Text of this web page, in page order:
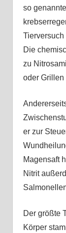
so
Die
zu
oder Grillen
er zur
Magensaft
Nitrit
Der größte
Körper